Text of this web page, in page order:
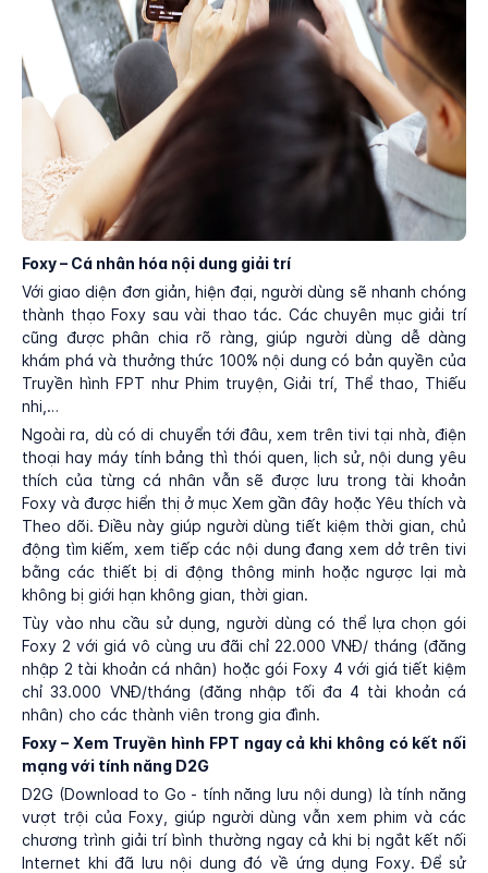
Foxy – Cá nhân hóa nội dung giải trí
Với giao diện đơn giản, hiện đại, người dùng sẽ nhanh chóng
thành thạo Foxy sau vài thao tác. Các chuyên mục giải trí
cũng được phân chia rõ ràng, giúp người dùng dễ dàng
khám phá và thưởng thức 100% nội dung có bản quyền của
Truyền hình FPT như Phim truyện, Giải trí, Thể thao, Thiếu
nhi,…
Ngoài ra, dù có di chuyển tới đâu, xem trên tivi tại nhà, điện
thoại hay máy tính bảng thì thói quen, lịch sử, nội dung yêu
thích của từng cá nhân vẫn sẽ được lưu trong tài khoản
Foxy và được hiển thị ở mục Xem gần đây hoặc Yêu thích và
Theo dõi. Điều này giúp người dùng tiết kiệm thời gian, chủ
động tìm kiếm, xem tiếp các nội dung đang xem dở trên tivi
bằng các thiết bị di động thông minh hoặc ngược lại mà
không bị giới hạn không gian, thời gian.
Tùy vào nhu cầu sử dụng, người dùng có thể lựa chọn gói
Foxy 2 với giá vô cùng ưu đãi chỉ 22.000 VNĐ/ tháng (đăng
nhập 2 tài khoản cá nhân) hoặc gói Foxy 4 với giá tiết kiệm
chỉ 33.000 VNĐ/tháng (đăng nhập tối đa 4 tài khoản cá
nhân) cho các thành viên trong gia đình.
Foxy – Xem Truyền hình FPT ngay cả khi không có kết nối
mạng với tính năng D2G
D2G (Download to Go - tính năng lưu nội dung) là tính năng
vượt trội của Foxy, giúp người dùng vẫn xem phim và các
chương trình giải trí bình thường ngay cả khi bị ngắt kết nối
Internet khi đã lưu nội dung đó về ứng dụng Foxy. Để sử